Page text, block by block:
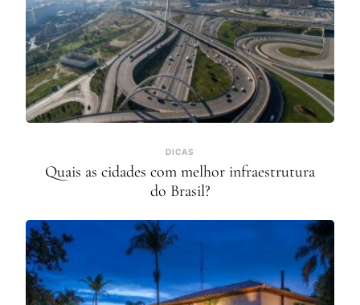
DICAS
Quais as cidades com melhor infraestrutura
do Brasil?